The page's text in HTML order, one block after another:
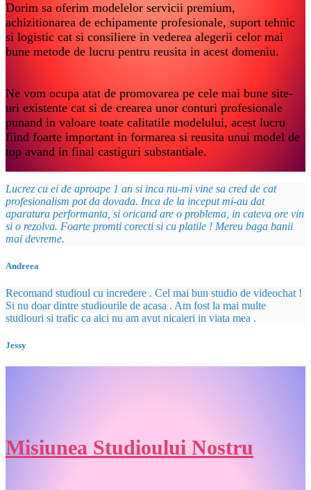
Dorim sa oferim modelelor servicii premium,
achizitionarea de echipamente profesionale, suport tehnic
si logistic cat si consiliere in vederea alegerii celor mai
bune metode de lucru pentru reusita in acest domeniu.
Ne vom ocupa atat de promovarea pe cele mai bune site-
uri existente cat si de crearea unor conturi profesionale
punand in valoare toate calitatile modelului, acest lucru
fiind foarte important in formarea si reusita unui model de
top avand in final castiguri substantiale.
Lucrez cu ei de aproape 1 an si inca nu-mi vine sa cred de cat
profesionalism pot da dovada. Inca de la inceput mi-au dat
aparatura performanta, si oricand are o problema, in cateva ore vin
si o rezolva. Foarte promti corecti si cu platile ! Mereu baga banii
mai devreme.
Andreea
Recomand studioul cu incredere . Cel mai bun studio de videochat !
Si nu doar dintre studiourile de acasa . Am fost la mai multe
studiouri si trafic ca aici nu am avut nicaieri in viata mea .
Jessy
Misiunea Studioului Nostru